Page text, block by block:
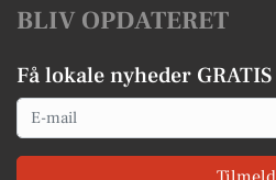
BLIV OPDATERET
Få lokale nyheder GRATIS
Email